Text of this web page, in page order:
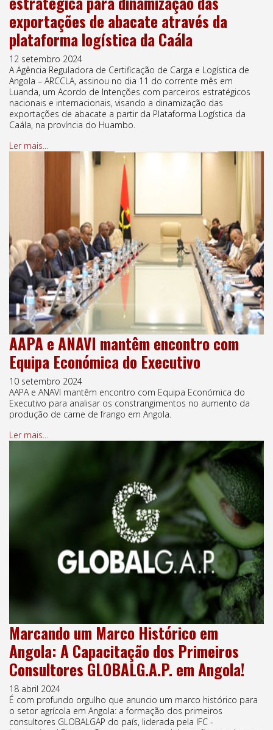
exportações de abacate através da
plataforma logística da Caála
12 setembro 2024
A Agência Reguladora de Certificação de Carga e Logística de
Angola – ARCCLA, assinou no dia 11 do corrente mês em
Luanda, um Acordo de Intenções com parceiros estratégicos
nacionais e internacionais, visando a dinamização das
exportações de abacate a partir da Plataforma Logística da
Caála, na província do Huambo.
Ler mais...
AAPA e ANAVI mantêm encontro com
Equipa Económica do Executivo
10 setembro 2024
AAPA e ANAVI mantêm encontro com Equipa Económica do
Executivo para analisar os constrangimentos no aumento da
produção de carne de frango em Angola.
Ler mais...
Marcando um Marco Histórico em
Angola: A Capacitação dos Primeiros
Consultores GLOBALG.A.P. em Angola!
18 abril 2024
É com profundo orgulho que anuncio um marco histórico para
o setor agrícola em Angola: a formação dos primeiros
consultores GLOBALGAP do país, liderada pela IFC -